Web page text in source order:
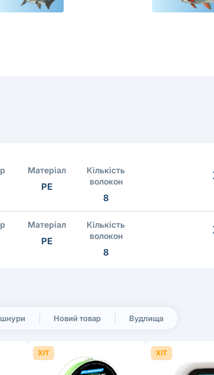
Матеріал
PE
Кількість
волокон
8
Матеріал
PE
Кількість
волокон
8
Новий товар Вудлища
ХІТ ХІТ